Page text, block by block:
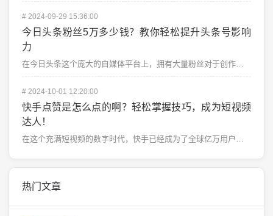
# 2024-09-29 15:36:00
今日头条粉丝5万多少钱？教你轻松提升头条号影响
力
在今日头条这个庞大的自媒体平台上，拥有大量粉丝对于创作者来说无疑是提升影响力、提高收益的关键。很多头...
# 2024-10-01 12:20:00
快手点赞是怎么点的啊？轻松掌握技巧，成为短视频
达人！
在这个充满短视频的数字时代，快手已经成为了全球亿万用户的日常娱乐和社交平台之一。每天，成千上万的视频...
热门文章